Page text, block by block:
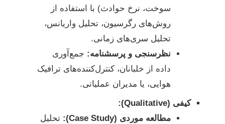
سوخت، نرخ حوادث) با استفاده از
روش‌های رگرسیون، تحلیل واریانس،
تحلیل سری‌های زمانی.
نظرسنجی و پرسشنامه: جمع‌آوری
داده از خلبانان، کنترل‌کننده‌های ترافیک
هوایی، یا مدیران عملیاتی.
کیفی (Qualitative):
مطالعه موردی (Case Study):
تحلیل